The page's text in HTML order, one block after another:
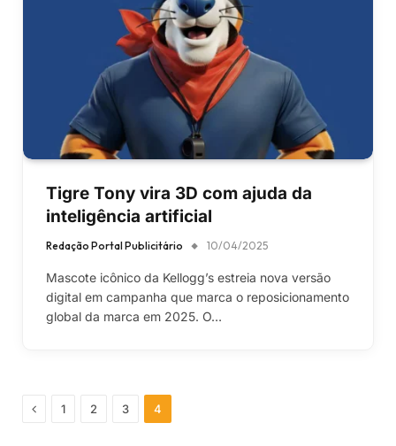
Tigre Tony vira 3D com ajuda da
inteligência artificial
Redação Portal Publicitário 10/04/2025
Mascote icônico da Kellogg’s estreia nova versão
digital em campanha que marca o reposicionamento
global da marca em 2025. O…
Previous
1 2 3 4